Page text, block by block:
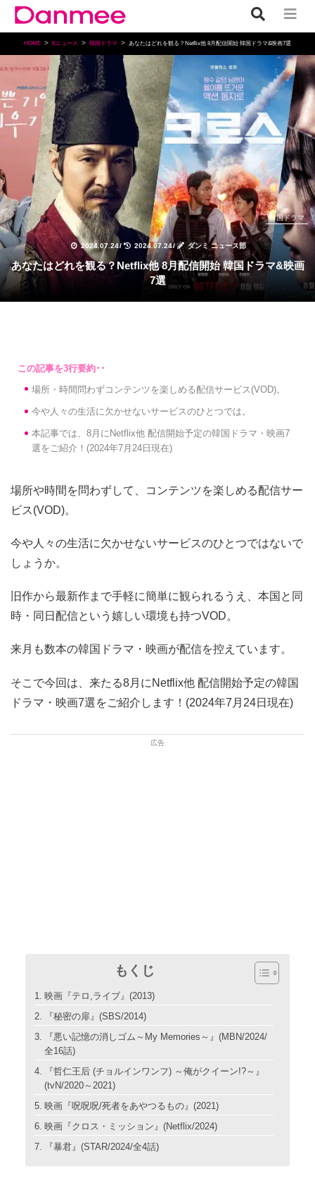
HOME Kニュース 韓国ドラマ あなたはどれを観る？Netflix他 8月配信開始 韓国ドラマ&映画7選
2024.07.24/ 2024.07.24/ ダンミ ニュース部
韓国ドラマ
あなたはどれを観る？Netflix他 8月配信開始 韓国ドラマ&映画
7選
場所・時間問わずコンテンツを楽しめる配信サービス(VOD)。
今や人々の生活に欠かせないサービスのひとつでは。
本記事では、8月にNetflix他 配信開始予定の韓国ドラマ・映画7
選をご紹介！(2024年7月24日現在)
場所や時間を問わずして、コンテンツを楽しめる配信サー
ビス(VOD)。
今や人々の生活に欠かせないサービスのひとつではないで
しょうか。
旧作から最新作まで手軽に簡単に観られるうえ、本国と同
時・同日配信という嬉しい環境も持つVOD。
来月も数本の韓国ドラマ・映画が配信を控えています。
そこで今回は、来たる8月にNetflix他 配信開始予定の韓国
ドラマ・映画7選をご紹介します！(2024年7月24日現在)
もくじ
映画『テロ,ライブ』(2013)
『秘密の扉』(SBS/2014)
『悪い記憶の消しゴム～My Memories～』(MBN/2024/
全16話)
『哲仁王后 (チョルインワンフ) ～俺がクイーン!?～』
(tvN/2020～2021)
映画『呪呪呪/死者をあやつるもの』(2021)
映画『クロス・ミッション』(Netflix/2024)
『暴君』(STAR/2024/全4話)